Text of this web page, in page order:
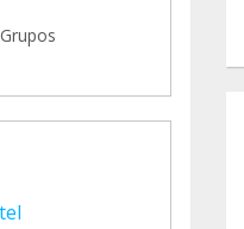
Grupos